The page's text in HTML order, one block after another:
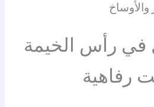
والأوساخ
في رأس الخيمة
رفاهية